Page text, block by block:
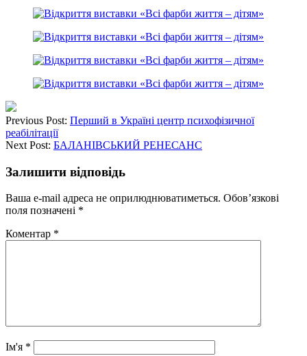
Previous Post: Перший в Україні центр психофізичної
реабілітації
Next Post: БАЛАНІВСЬКИЙ РЕНЕСАНС
Залишити відповідь
Ваша e-mail адреса не оприлюднюватиметься. Обов’язкові
поля позначені *
Коментар *
Ім'я *